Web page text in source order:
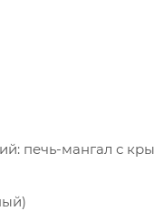
печь-мангал с